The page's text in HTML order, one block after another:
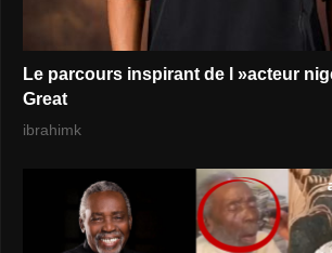
Le parcours inspirant de l »acteur
Great
ibrahimk